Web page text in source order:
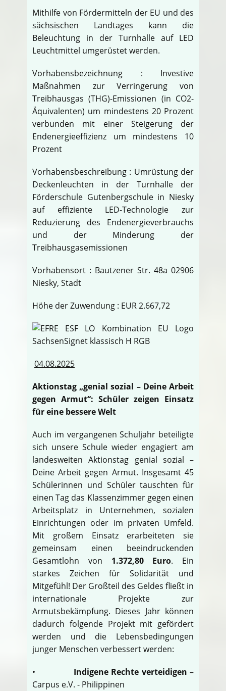
Mithilfe von Fördermitteln der EU und des
sächsischen Landtages kann die
Beleuchtung in der Turnhalle auf LED
Leuchtmittel umgerüstet werden.
Vorhabensbezeichnung : Investive
Maßnahmen zur Verringerung von
Treibhausgas (THG)-Emissionen (in CO2-
Äquivalenten) um mindestens 20 Prozent
verbunden mit einer Steigerung der
Endenergieeffizienz um mindestens 10
Prozent
Vorhabensbeschreibung : Umrüstung der
Deckenleuchten in der Turnhalle der
Förderschule Gutenbergschule in Niesky
auf effiziente LED-Technologie zur
Reduzierung des Endenergieverbrauchs
und der Minderung der
Treibhausgasemissionen
Vorhabensort : Bautzener Str. 48a 02906
Niesky, Stadt
Höhe der Zuwendung : EUR 2.667,72
04.08.2025
Aktionstag „genial sozial – Deine Arbeit
gegen Armut“: Schüler zeigen Einsatz
für eine bessere Welt
Auch im vergangenen Schuljahr beteiligte
sich unsere Schule wieder engagiert am
landesweiten Aktionstag genial sozial –
Deine Arbeit gegen Armut. Insgesamt 45
Schülerinnen und Schüler tauschten für
einen Tag das Klassenzimmer gegen einen
Arbeitsplatz in Unternehmen, sozialen
Einrichtungen oder im privaten Umfeld.
Mit großem Einsatz erarbeiteten sie
gemeinsam einen beeindruckenden
Gesamtlohn von 1.372,80 Euro. Ein
starkes Zeichen für Solidarität und
Mitgefühl! Der Großteil des Geldes fließt in
internationale Projekte zur
Armutsbekämpfung. Dieses Jahr können
dadurch folgende Projekt mit gefördert
werden und die Lebensbedingungen
junger Menschen verbessert werden:
• Indigene Rechte verteidigen –
Carpus e.V. - Philippinen